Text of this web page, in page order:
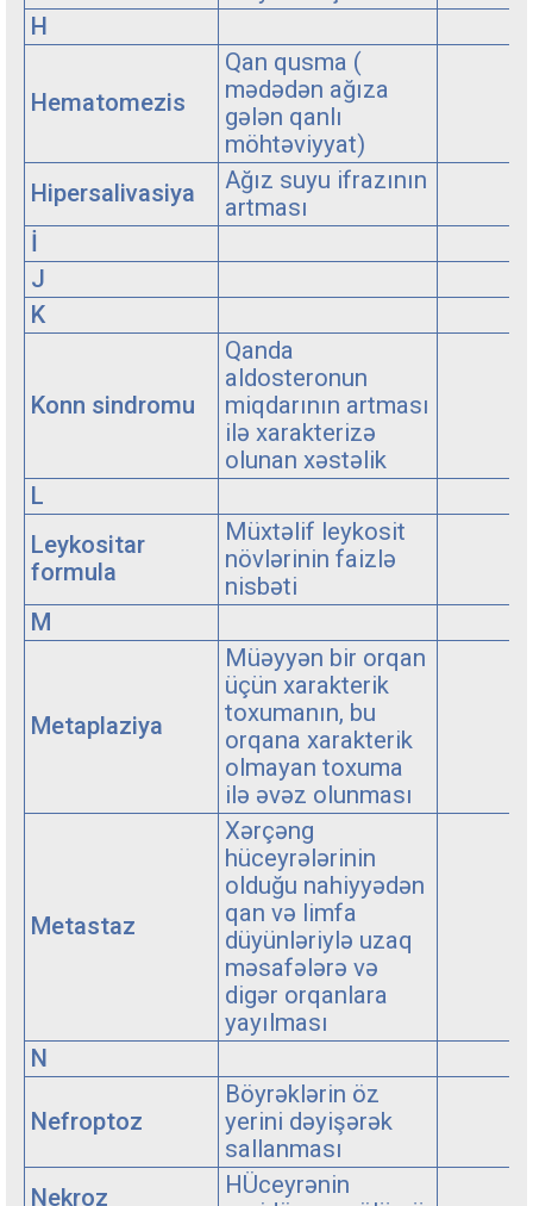
H
Hematomezis
Qan qusma (
mədədən ağıza
gələn qanlı
möhtəviyyat)
Hipersalivasiya
Ağız suyu ifrazının
artması
İ
J
K
Konn sindromu
Qanda
aldosteronun
miqdarının artması
ilə xarakterizə
olunan xəstəlik
L
Leykositar
formula
Müxtəlif leykosit
növlərinin faizlə
nisbəti
M
Metaplaziya
Müəyyən bir orqan
üçün xarakterik
toxumanın, bu
orqana xarakterik
olmayan toxuma
ilə əvəz olunması
Metastaz
Xərçəng
hüceyrələrinin
olduğu nahiyyədən
qan və limfa
düyünləriylə uzaq
məsafələrə və
digər orqanlara
yayılması
N
Nefroptoz
Böyrəklərin öz
yerini dəyişərək
sallanması
Nekroz
HÜceyrənin